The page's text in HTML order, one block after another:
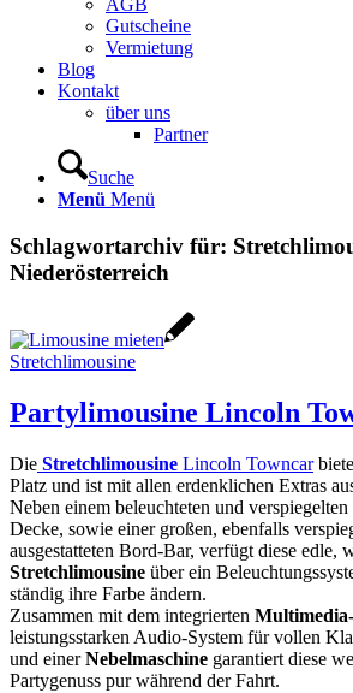
AGB
Gutscheine
Vermietung
Blog
Kontakt
über uns
Partner
Suche
Menü Menü
Schlagwortarchiv für:
Niederösterreich
Stretchlimousine
Partylimousine Lincoln
Die Stretchlimousine Lincoln Towncar
Platz und ist mit allen erdenklichen Extras
Neben einem beleuchteten und verspiegelten
Decke, sowie einer großen, ebenfalls
ausgestatteten Bord-Bar, verfügt diese edle,
Stretchlimousine über ein
ständig ihre Farbe ändern.
Zusammen mit dem integrierten
leistungsstarken Audio-System für vollen
und einerNebelmaschine garantiert diese
Partygenuss pur während der Fahrt.